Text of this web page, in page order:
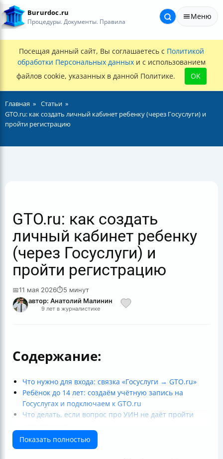
Bururdoc.ru
Процедуры. Документы. Правила
Меню
Посещая данный сайт, Вы соглашаетесь с Политикой
обработки Персональных данных и с использованием
файлов cookie, указанных в данной Политике.
OK
Главная
Статьи
GTO.ru: как создать личный кабинет ребенку (через Госуслуги) и
пройти регистрацию
GTO.ru: как создать
личный кабинет ребенку
(через Госуслуги) и
пройти регистрацию
📅11 мая 2026⏱5 минут
автор: Анатолий Малинин
9 лет в журналистике
Содержание:
Что нужно для входа: связка «Госуслуги → GTO.ru»
Ребёнок до 14 лет: создаём учётную запись на
Госуслугах и подключаем к GTO.ru
Что делать, если вопрос про УИН не даёт пройти
Подросток от 14 лет: вход по личной учётной записи
на Госуслугах
Показать полностью